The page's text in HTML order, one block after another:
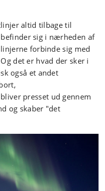
altid tilbage til
sig i nærheden af
forbinde sig med
det er hvad der sker i
også et andet
presset ud gennem
og skaber "det